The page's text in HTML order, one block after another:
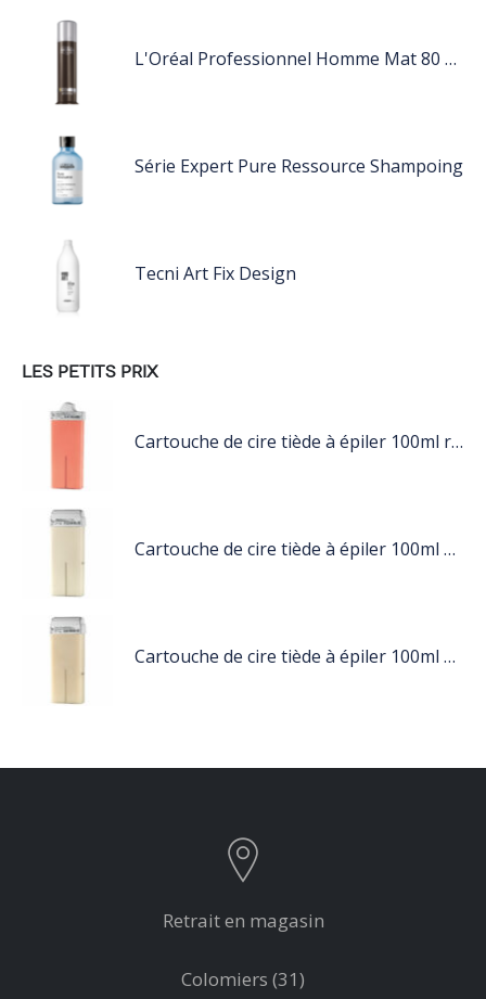
L'Oréal Professionnel Homme Mat 80 ML
Série Expert Pure Ressource Shampoing
Tecni Art Fix Design
LES PETITS PRIX
Cartouche de cire tiède à épiler 100ml rose
Cartouche de cire tiède à épiler 100ml blanc
Cartouche de cire tiède à épiler 100ml nacré
Retrait en magasin
Colomiers (31)